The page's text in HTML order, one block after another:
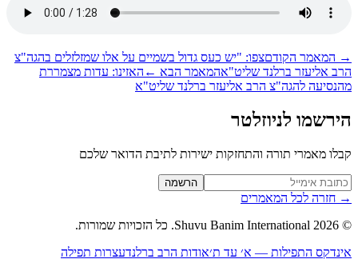
המאמר הקודםצפו: "יש כעס גדול בשמיים על אלו שמזלזלים בהגה"צ
אליעזר ברלנד שליט"אהמאמר הבא ← האזינו: עדות מצמררת
להגה"צ הרב אליעזר ברלנד שליט"א
לניוזלטר
מאמרי תורה והתחזקות ישירות לתיבת הדואר שלכם
Website (leave הרשמה
חזרה לכל המאמרים
2026
Shuvu Banim International.
כל הזכויות שמורות.
התפילות — א׳ עד ת׳אודות הרב ברלנדעצרות תפילה